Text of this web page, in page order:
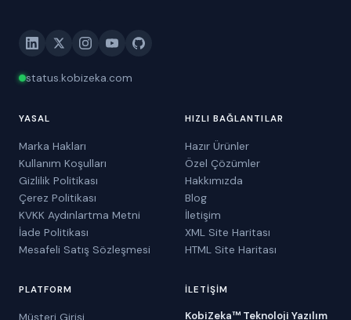
status.kobizeka.com
YASAL
Marka Hakları
Kullanım Koşulları
Gizlilik Politikası
Çerez Politikası
KVKK Aydınlartma Metni
İade Politikası
Mesafeli Satış Sözleşmesi
HIZLI BAĞLANTILAR
Hazır Ürünler
Özel Çözümler
Hakkımızda
Blog
İletişim
XML Site Haritası
HTML Site Haritası
PLATFORM
Müşteri Girişi
İLETIŞIM
KobiZeka™ Teknoloji Yazılım